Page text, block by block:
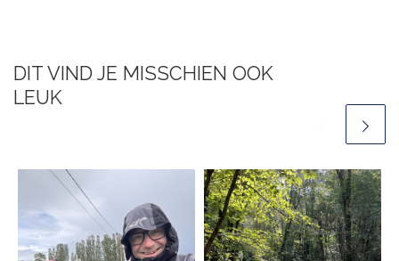
DIT VIND JE MISSCHIEN OOK
LEUK